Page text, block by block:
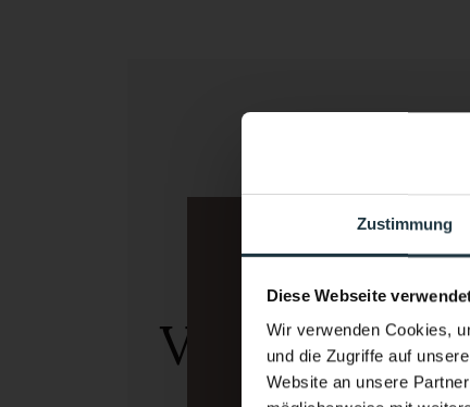
Zustimmung
Diese Webseite
Wir verwenden Cookies,
und die Zugriffe auf
Website an unsere
Von morgens bis
Unsere